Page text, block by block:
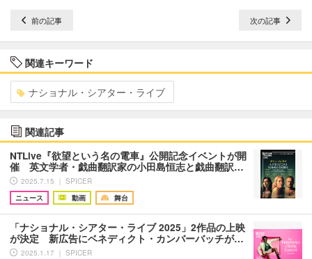
前の記事 次の記事
関連キーワード
ナショナル・シアター・ライブ
関連記事
NTLive『欲望という名の電車』​公開記念イベントが開
催 英文学者・戯曲翻訳家の小田島恒志と戯曲翻訳…
2025.7.15 ｜ SPICER
ニュース
動画 舞台
「ナショナル・シアター・ライブ 2025」2作品の上映
が決定 新広告にベネディクト・カンバーバッチが…
2025.1.17 ｜ SPICER